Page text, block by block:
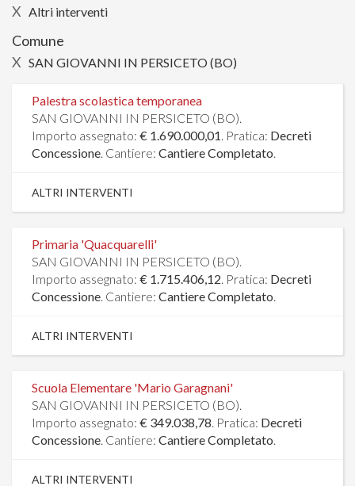
X Altri interventi
Comune
X SAN GIOVANNI IN PERSICETO (BO)
Palestra scolastica temporanea
SAN GIOVANNI IN PERSICETO (BO).
Importo assegnato: € 1.690.000,01. Pratica: Decreti
Concessione. Cantiere: Cantiere Completato.
ALTRI INTERVENTI
Primaria 'Quacquarelli'
SAN GIOVANNI IN PERSICETO (BO).
Importo assegnato: € 1.715.406,12. Pratica: Decreti
Concessione. Cantiere: Cantiere Completato.
ALTRI INTERVENTI
Scuola Elementare 'Mario Garagnani'
SAN GIOVANNI IN PERSICETO (BO).
Importo assegnato: € 349.038,78. Pratica: Decreti
Concessione. Cantiere: Cantiere Completato.
ALTRI INTERVENTI